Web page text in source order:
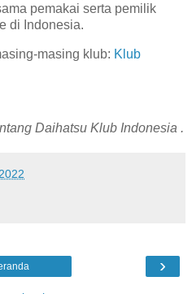
pemakai serta pemilik
di Indonesia.
masing klub: Klub
Daihatsu Klub Indonesia .
›